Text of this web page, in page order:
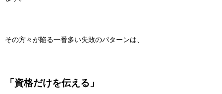
その方々が陥る一番多い失敗のパターンは、
「資格だけを伝える」